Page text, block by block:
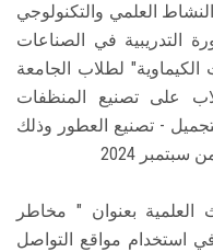
النشاط العلمي والتكنولوجي
التدريبية في الصناعات
لطلاب الجامعة
على تصنيع المنظفات
- تصنيع العطور وذلك
2024
بعنوان " مخاطر
في استخدام مواقع التواصل